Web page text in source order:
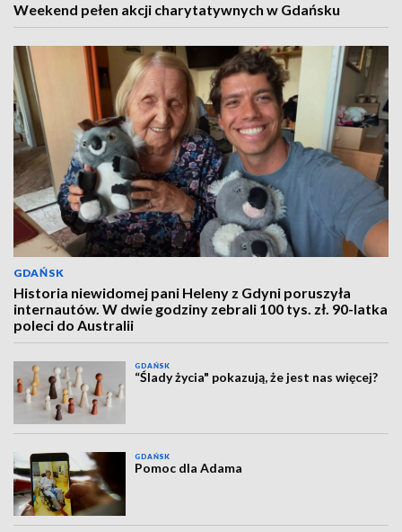
Weekend pełen akcji charytatywnych w Gdańsku
GDAŃSK
Historia niewidomej pani Heleny z Gdyni poruszyła
internautów. W dwie godziny zebrali 100 tys. zł. 90-latka
poleci do Australii
GDAŃSK
“Ślady życia" pokazują, że jest nas więcej?
GDAŃSK
Pomoc dla Adama